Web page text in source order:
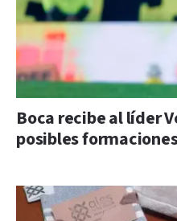
Boca recibe al líder
posibles